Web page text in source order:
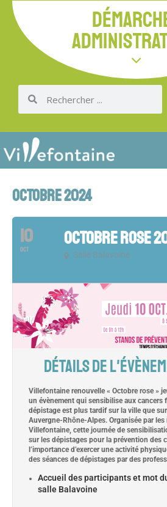
OCTOBRE 2024
10
OCT
OCTOBRE ROSE
Salle Balavoine
DÉTAILS DE
Villefontaine renouvelle « Octobre rose »
un évènement qui sensibilise aux cancers
dépistage est plus tardif sur la ville que
Auvergne-Rhône-Alpes. Organisée par
Villefontaine, cette journée de
sur les dépistages pour la prévention des
l’importance d’exercer une activité
des séances de dépistages par des
Accueil des participants et mot
salle Balavoine